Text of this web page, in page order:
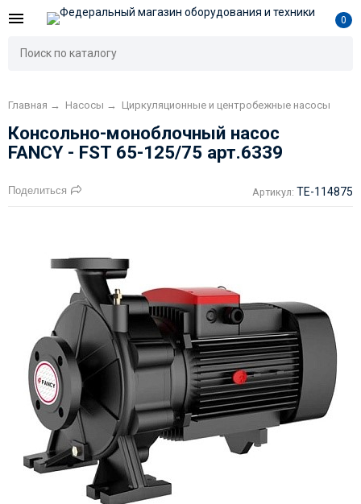
0
Главная → Насосы → Циркуляционные и центробежные насосы
Консольно-моноблочный насос
FANCY - FST 65-125/75 арт.6339
Поделиться Артикул: TE-114875